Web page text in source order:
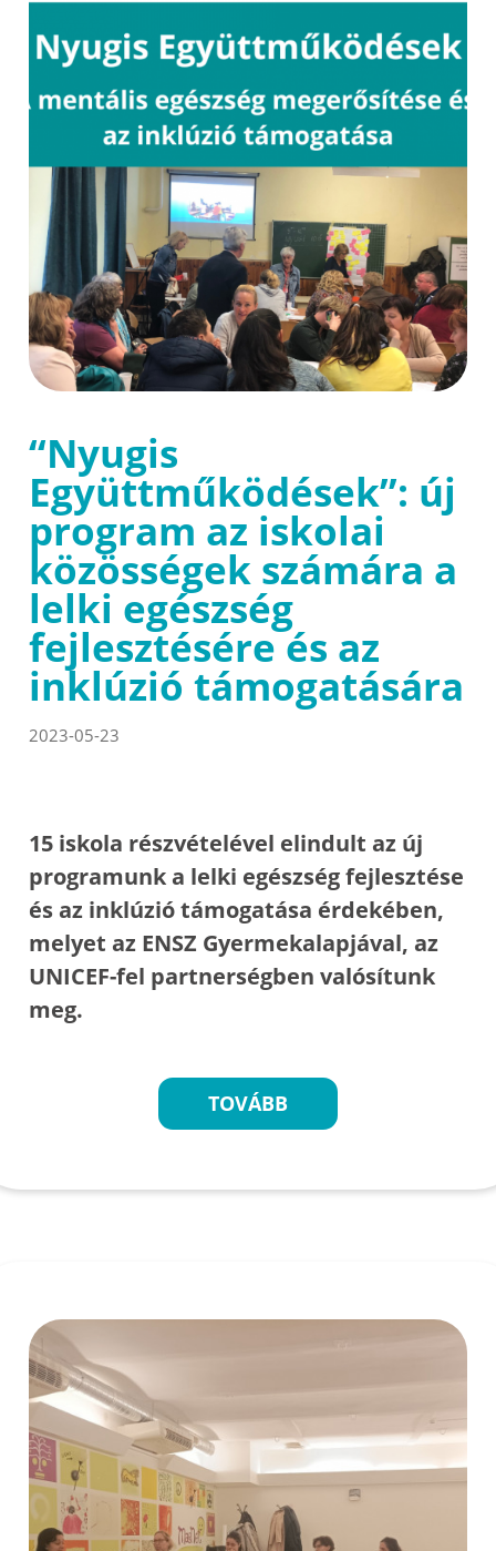
“Nyugis
Együttműködések”: új
program az iskolai
közösségek számára a
lelki egészség
fejlesztésére és az
inklúzió támogatására
2023-05-23
15 iskola részvételével elindult az új
programunk a lelki egészség fejlesztése
és az inklúzió támogatása érdekében,
melyet az ENSZ Gyermekalapjával, az
UNICEF-fel partnerségben valósítunk
meg.
TOVÁBB